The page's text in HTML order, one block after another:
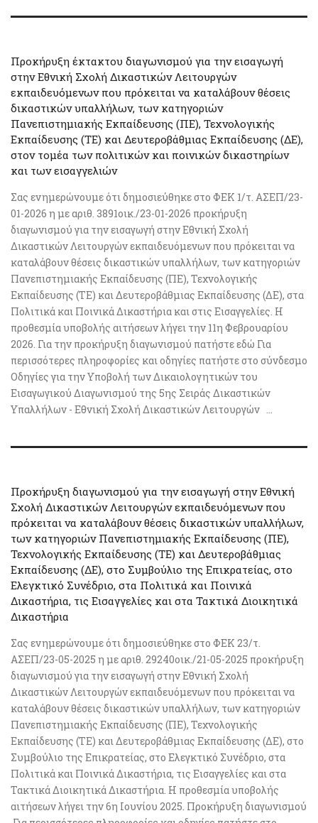
Προκήρυξη έκτακτου διαγωνισμού για την εισαγωγή
στην Εθνική Σχολή Δικαστικών Λειτουργών
εκπαιδευόμενων που πρόκειται να καταλάβουν θέσεις
δικαστικών υπαλλήλων, των κατηγοριών
Πανεπιστημιακής Εκπαίδευσης (ΠΕ), Τεχνολογικής
Εκπαίδευσης (ΤΕ) και Δευτεροβάθμιας Εκπαίδευσης (ΔΕ),
στον τομέα των πολιτικών και ποινικών δικαστηρίων
και των εισαγγελιών
Σας ενημερώνουμε ότι δημοσιεύθηκε στο ΦΕΚ 1/τ. ΑΣΕΠ/23-
01-2026 η με αριθ. 3891οικ./23-01-2026 προκήρυξη
διαγωνισμού για την εισαγωγή στην Εθνική Σχολή
Δικαστικών Λειτουργών εκπαιδευόμενων που πρόκειται να
καταλάβουν θέσεις δικαστικών υπαλλήλων, των κατηγοριών
Πανεπιστημιακής Εκπαίδευσης (ΠΕ), Τεχνολογικής
Εκπαίδευσης (ΤΕ) και Δευτεροβάθμιας Εκπαίδευσης (ΔΕ), στα
Πολιτικά και Ποινικά Δικαστήρια και στις Εισαγγελίες. Η
προθεσμία υποβολής αιτήσεων λήγει την 11η Φεβρουαρίου
2026. Για την προκήρυξη διαγωνισμού πατήστε εδώ Για
περισσότερες πληροφορίες και οδηγίες πατήστε στο σύνδεσμο
Οδηγίες για την Υποβολή των Δικαιολογητικών του
Εισαγωγικού Διαγωνισμού της 5ης Σειράς Δικαστικών
Υπαλλήλων - Εθνική Σχολή Δικαστικών Λειτουργών ...
Προκήρυξη διαγωνισμού για την εισαγωγή στην Εθνική
Σχολή Δικαστικών Λειτουργών εκπαιδευόμενων που
πρόκειται να καταλάβουν θέσεις δικαστικών υπαλλήλων,
των κατηγοριών Πανεπιστημιακής Εκπαίδευσης (ΠΕ),
Τεχνολογικής Εκπαίδευσης (ΤΕ) και Δευτεροβάθμιας
Εκπαίδευσης (ΔΕ), στο Συμβούλιο της Επικρατείας, στο
Ελεγκτικό Συνέδριο, στα Πολιτικά και Ποινικά
Δικαστήρια, τις Εισαγγελίες και στα Τακτικά Διοικητικά
Δικαστήρια
Σας ενημερώνουμε ότι δημοσιεύθηκε στο ΦΕΚ 23/τ.
ΑΣΕΠ/23-05-2025 η με αριθ. 29240οικ./21-05-2025 προκήρυξη
διαγωνισμού για την εισαγωγή στην Εθνική Σχολή
Δικαστικών Λειτουργών εκπαιδευόμενων που πρόκειται να
καταλάβουν θέσεις δικαστικών υπαλλήλων, των κατηγοριών
Πανεπιστημιακής Εκπαίδευσης (ΠΕ), Τεχνολογικής
Εκπαίδευσης (ΤΕ) και Δευτεροβάθμιας Εκπαίδευσης (ΔΕ), στο
Συμβούλιο της Επικρατείας, στο Ελεγκτικό Συνέδριο, στα
Πολιτικά και Ποινικά Δικαστήρια, τις Εισαγγελίες και στα
Τακτικά Διοικητικά Δικαστήρια. Η προθεσμία υποβολής
αιτήσεων λήγει την 6η Ιουνίου 2025. Προκήρυξη διαγωνισμού